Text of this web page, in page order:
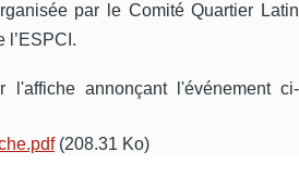
par le Comité Quartier Latin
l’ESPCI.
l'affiche annonçant l'événement ci-
(208.31 Ko)